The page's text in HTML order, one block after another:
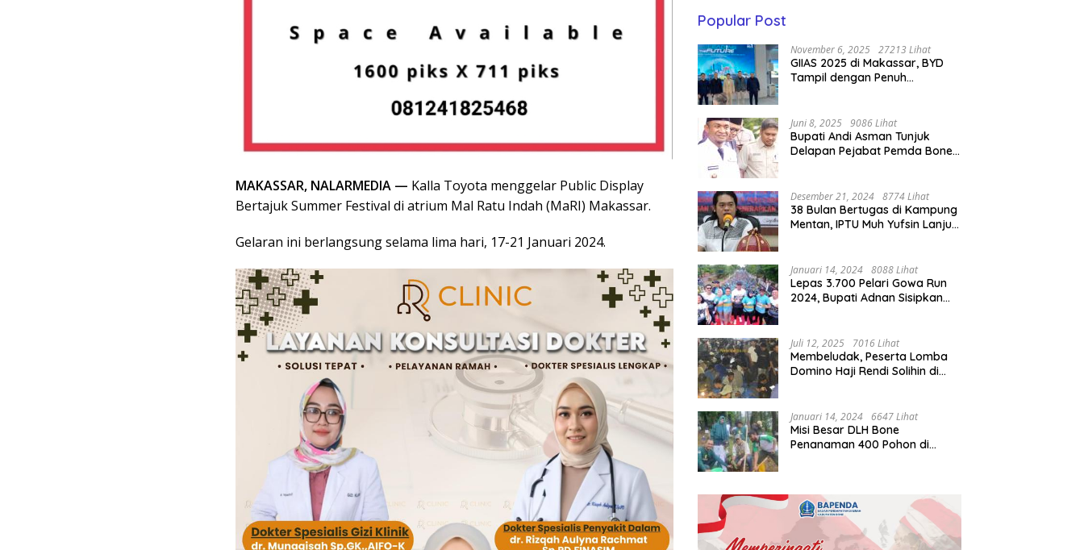
MAKASSAR, NALARMEDIA — Kalla Toyota menggelar Public Display
Bertajuk Summer Festival di atrium Mal Ratu Indah (MaRI) Makassar.
Gelaran ini berlangsung selama lima hari, 17-21 Januari 2024.
Popular Post
November 6, 2025 27213 Lihat
GIIAS 2025 di Makassar, BYD
Tampil dengan Penuh
Juni 8, 2025 9086 Lihat
Bupati Andi Asman Tunjuk
Delapan Pejabat Pemda Bone
Desember 21, 2024 8774 Lihat
38 Bulan Bertugas di Kampung
Mentan, IPTU Muh Yufsin Lanjut
Januari 14, 2024 8088 Lihat
Lepas 3.700 Pelari Gowa Run
2024, Bupati Adnan Sisipkan
Juli 12, 2025 7016 Lihat
Membeludak, Peserta Lomba
Domino Haji Rendi Solihin di
Januari 14, 2024 6647 Lihat
Misi Besar DLH Bone
Penanaman 400 Pohon di